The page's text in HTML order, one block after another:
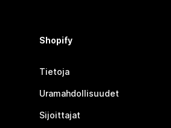
Shopify
Tietoja
Uramahdollisuudet
Sijoittajat